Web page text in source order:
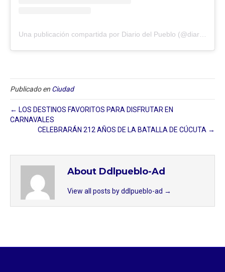
Publicado en Ciudad
← LOS DESTINOS FAVORITOS PARA DISFRUTAR EN
CARNAVALES
CELEBRARÁN 212 AÑOS DE LA BATALLA DE CÚCUTA →
About Ddlpueblo-Ad
View all posts by ddlpueblo-ad →